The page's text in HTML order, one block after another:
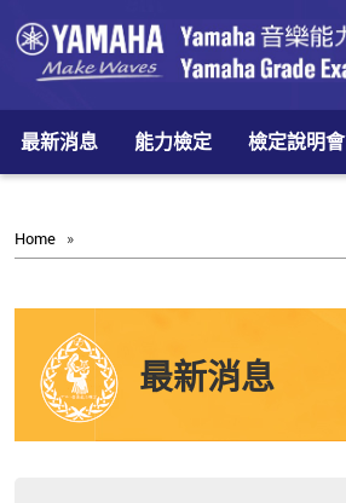
最新消息 能力檢定 檢定說明會
Home »
最新消息